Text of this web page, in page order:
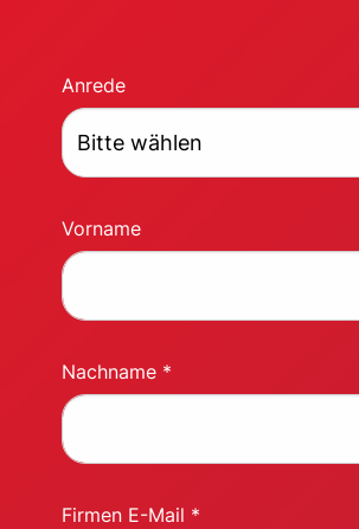
Anrede
Vorname
Nachname *
Firmen E-Mail *